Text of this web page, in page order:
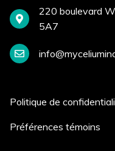
Courriel *
Site Internet
Description
220 boulevard
5A7
Politique de
Préférences témoins